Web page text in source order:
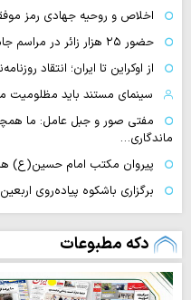
اخلاص و روحیه جهادی رمز
حضور ۲۵ هزار زائر در مراسم جاماندگان اربعین حسینی در کربلای ایران
از اوکراین تا ایران؛ انتقاد
سینمای مستند باید مظلومیت
مفتی صور و جبل عامل: ما
ماندگاری…
پیروان مکتب امام حسین(ع)
برگزاری باشکوه پیاده‌روی
دکه مطبوعات